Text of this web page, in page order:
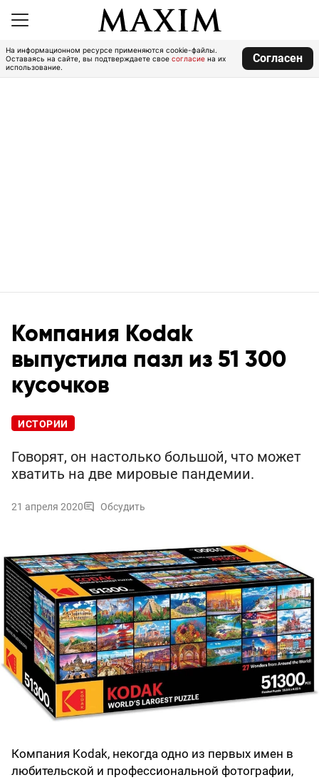
На информационном ресурсе применяются cookie-файлы.
Оставаясь на сайте, вы подтверждаете свое согласие на их
использование.
Согласен
Компания Kodak
выпустила пазл из 51 300
кусочков
ИСТОРИИ
Говорят, он настолько большой, что может
хватить на две мировые пандемии.
21 апреля 2020 Обсудить
Компания Kodak, некогда одно из первых имен в
любительской и профессиональной фотографии,